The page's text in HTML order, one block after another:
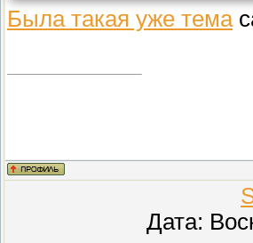
Была такая уже тема
Дата: